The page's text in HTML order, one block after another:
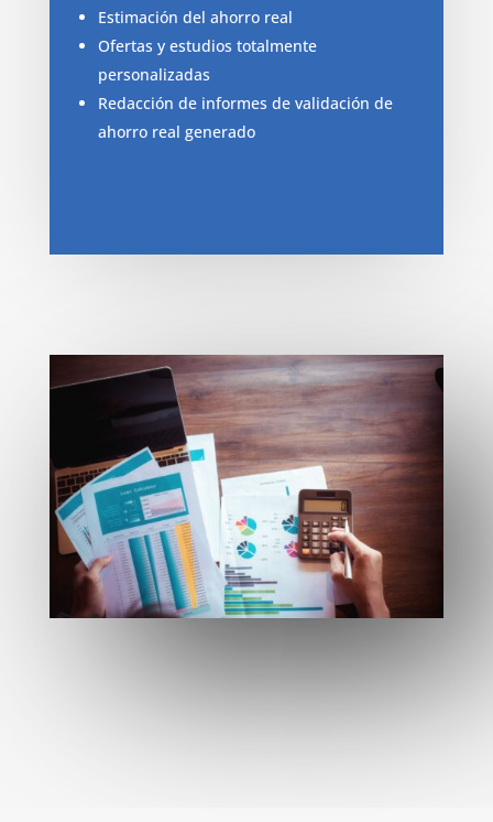
Estimación del ahorro real
Ofertas y estudios totalmente
personalizadas
Redacción de informes de validación de
ahorro real generado